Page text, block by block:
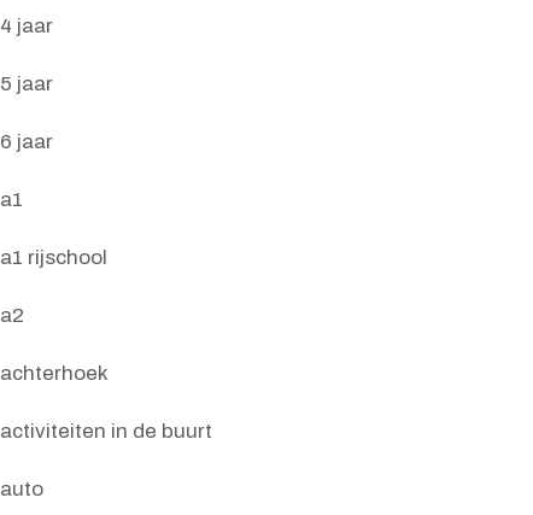
4 jaar
5 jaar
6 jaar
a1
a1 rijschool
a2
achterhoek
activiteiten in de buurt
auto